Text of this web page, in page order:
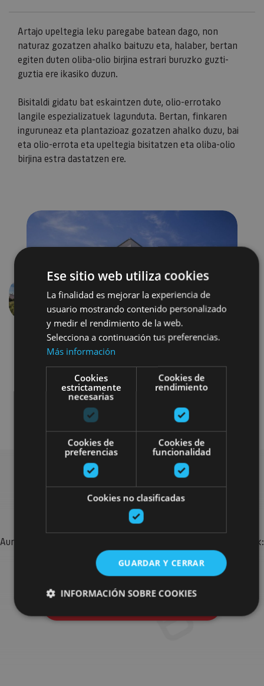
Artajo upeltegia leku paregabe batean dago, non
naturaz gozatzen ahalko baituzu eta, halaber, bertan
egiten duten oliba-olio birjina estrari buruzko guzti-
guztia ere ikasiko duzun.
Bisitaldi gidatu bat eskaintzen dute, olio-errotako
langile espezializatuek lagunduta. Bertan, finkaren
inguruneaz eta plantazioaz gozatzen ahalko duzu, bai
eta olio-errota eta upeltegia bisitatzen eta oliba-olio
birjina estra dastatzen ere.
Aurrekoa
Bilatu plan gehiago
Aurkitu zure bidaia Nafarroan osatzeko planak eta iradokizunak:
jarduera antolatuak, bisitak eta agendaren ekitaldi
garrantzitsuenak.
Ese sitio web utiliza cookies
La finalidad es mejorar la experiencia de
usuario mostrando contenido personalizado
y medir el rendimiento de la web.
Selecciona a continuación tus preferencias.
Más información
Cookies
estrictamente
necesarias
Cookies de
rendimiento
Cookies de
preferencias
Cookies de
funcionalidad
Cookies no clasificadas
GUARDAR Y CERRAR
INFORMACIÓN SOBRE COOKIES